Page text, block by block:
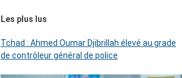
Les plus lus
Tchad : Ahmed Oumar Djibrillah élevé au grade
de contrôleur général de police